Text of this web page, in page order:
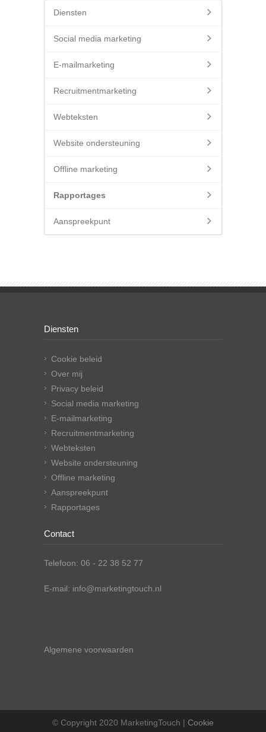
Diensten
Social media marketing
E-mailmarketing
Recruitmentmarketing
Webteksten
Website ondersteuning
Offline marketing
Rapportages
Aanspreekpunt
Diensten
Cookie beleid
Over mij
Privacy beleid
Social media marketing
E-mailmarketing
Recruitmentmarketing
Webteksten
Website ondersteuning
Offline marketing
Aanspreekpunt
Rapportages
Contact
Telefoon: 06 - 22 38 52 77
E-mail: info@marketingtouch.nl
Algemene voorwaarden
© Copyright 2020 MarketingTouch | Cookie